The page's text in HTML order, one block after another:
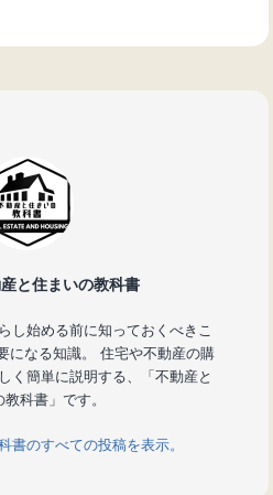
と住まいの教科書
し始める前に知っておくべきこ
になる知識。 住宅や不動産の購
く簡単に説明する、「不動産と
科書」です。
書のすべての投稿を表示。